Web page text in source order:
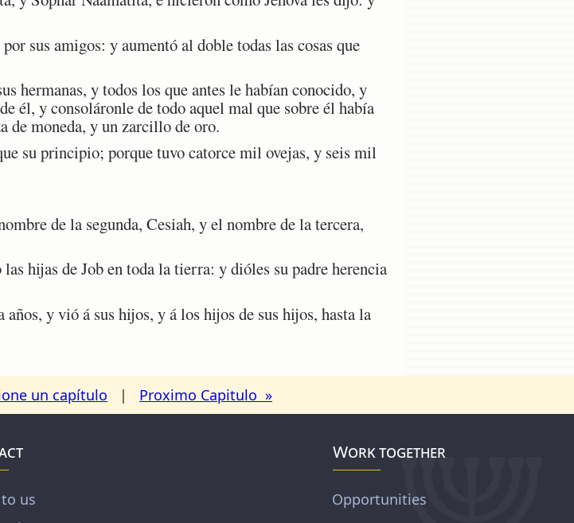
sus amigos: y aumentó al doble todas las cosas que
hermanas, y todos los que antes le habían conocido, y
él, y consoláronle de todo aquel mal que sobre él había
de moneda, y un zarcillo de oro.
su principio; porque tuvo catorce mil ovejas, y seis mil
de la segunda, Cesiah, y el nombre de la tercera,
hijas de Job en toda la tierra: y dióles su padre herencia
y vió á sus hijos, y á los hijos de sus hijos, hasta la
un capítulo | Proximo Capitulo »
us
Work together
Opportunities